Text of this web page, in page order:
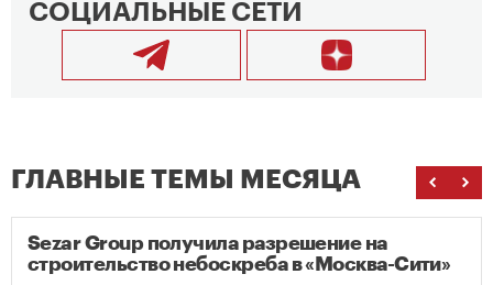
СОЦИАЛЬНЫЕ СЕТИ
ГЛАВНЫЕ ТЕМЫ МЕСЯЦА
Sezar Group получила разрешение на
строительство небоскреба в «Москва-Сити»